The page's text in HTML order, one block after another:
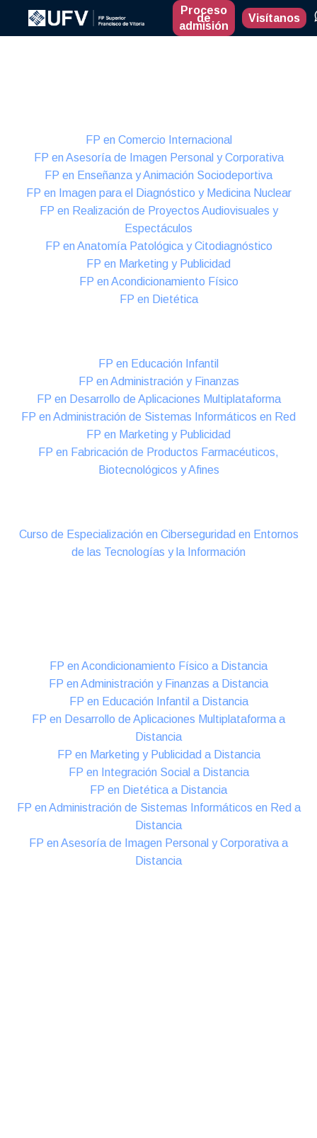
Proceso
de
admisión
Visítanos
FP en Comercio Internacional
FP en Asesoría de Imagen Personal y Corporativa
FP en Enseñanza y Animación Sociodeportiva
FP en Imagen para el Diagnóstico y Medicina Nuclear
FP en Realización de Proyectos Audiovisuales y
Espectáculos
FP en Anatomía Patológica y Citodiagnóstico
FP en Marketing y Publicidad
FP en Acondicionamiento Físico
FP en Dietética
FP en Educación Infantil
FP en Administración y Finanzas
FP en Desarrollo de Aplicaciones Multiplataforma
FP en Administración de Sistemas Informáticos en Red
FP en Marketing y Publicidad
FP en Fabricación de Productos Farmacéuticos,
Biotecnológicos y Afines
Curso de Especialización en Ciberseguridad en Entornos
de las Tecnologías y la Información
FP en Acondicionamiento Físico a Distancia
FP en Administración y Finanzas a Distancia
FP en Educación Infantil a Distancia
FP en Desarrollo de Aplicaciones Multiplataforma a
Distancia
FP en Marketing y Publicidad a Distancia
FP en Integración Social a Distancia
FP en Dietética a Distancia
FP en Administración de Sistemas Informáticos en Red a
Distancia
FP en Asesoría de Imagen Personal y Corporativa a
Distancia